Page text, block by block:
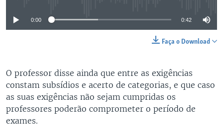
0:00 0:42
Faça o Download
O professor disse ainda que entre as exigências
constam subsídios e acerto de categorias, e que caso
as suas exigências não sejam cumpridas os
professores poderão comprometer o período de
exames.